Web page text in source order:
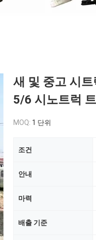
새 및 중고 시
5/6 시노트럭
MOQ: 1 단위
조건
안내
마력
배출 기준